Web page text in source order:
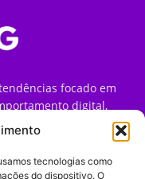
tecnologias como
do dispositivo. O
focado em
digital,
que impactam a
internet no Brasil.